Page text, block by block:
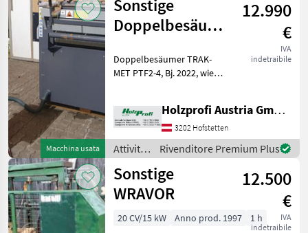
Sonstige
Macchina usata
Sonstige
Doppelbesäumer
gebraucht
12.990
€
IVA
indetraibile
Doppelbesäumer TRAK-
MET PTF2-4, Bj. 2022, wie
1150 kgPreisänderungen
vorbehalten, Irrtümer,
Druck- und Satzfe
Holzprofi Austria GmbH, Zweigstelle NÖ
3202 Hofstetten
Attività
forestali
e
lavorazione
del
legno /
Rivenditore Premium Plus
Sonstige
WRAVOR
12.500
€
IVA
indetraibile
20 CV/15 kW Anno prod. 1997
1 h